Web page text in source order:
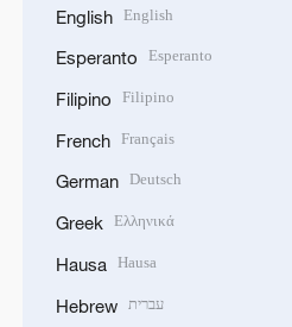
English English
Esperanto Esperanto
Filipino Filipino
French Français
German Deutsch
Greek Ελληνικά
Hausa Hausa
Hebrew עברית